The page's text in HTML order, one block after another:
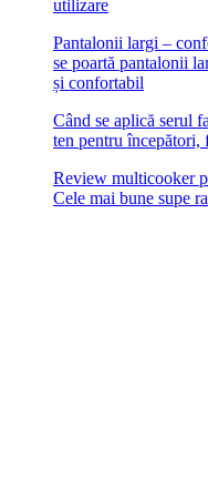
utilizare
Pantalonii largi –
se poartă pantalonii
și confortabil
Când se aplică serul
ten pentru începători,
Review multicooker
Cele mai bune supe